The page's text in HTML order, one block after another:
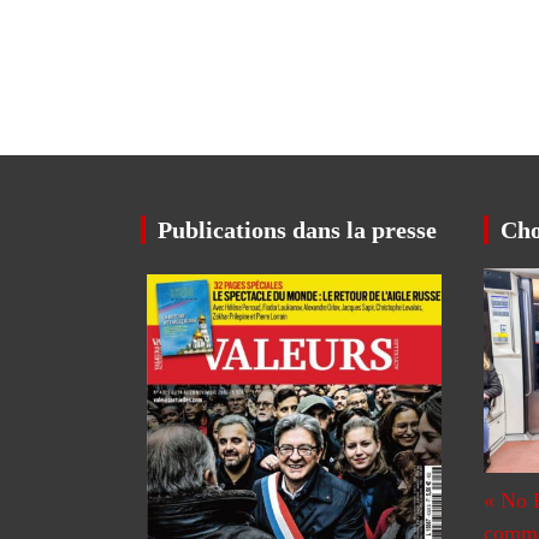
Publications dans la presse
« No